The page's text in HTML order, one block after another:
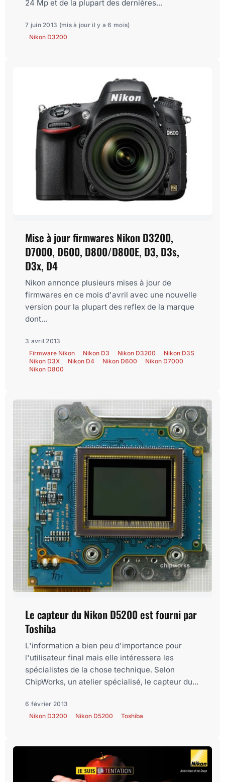
24 Mp et de la plupart des dernières...
7 juin 2013 (mis à jour il y a 6 mois)
Nikon D3200
Mise à jour firmwares Nikon D3200,
D7000, D600, D800/D800E, D3, D3s,
D3x, D4
Nikon annonce plusieurs mises à jour de
firmwares en ce mois d'avril avec une nouvelle
version pour la plupart des reflex de la marque
dont...
3 avril 2013
Firmware Nikon
Nikon D3 Nikon D3200
Nikon D3S
Nikon D3X
Nikon D4 Nikon D600
Nikon D7000
Nikon D800
Le capteur du Nikon D5200 est fourni par
Toshiba
L'information a bien peu d'importance pour
l'utilisateur final mais elle intéressera les
spécialistes de la chose technique. Selon
ChipWorks, un atelier spécialisé, le capteur du...
6 février 2013
Nikon D3200
Nikon D5200 Toshiba